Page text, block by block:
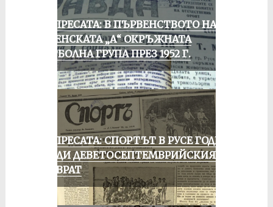
ОТ ПРЕСАТА: В ПЪРВЕНСТВОТО НА
РУСЕНСКАТА „А“ ОКРЪЖНАТА
ФУТБОЛНА ГРУПА ПРЕЗ 1952 Г.
ОТ ПРЕСАТА: СПОРТЪТ В РУСЕ ГОДИНА
ПРЕДИ ДЕВЕТОСЕПТЕМВРИЙСКИЯ
ПРЕВРАТ